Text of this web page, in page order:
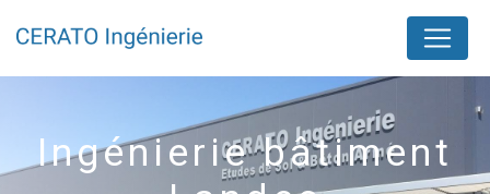
ingénierie bâtiment